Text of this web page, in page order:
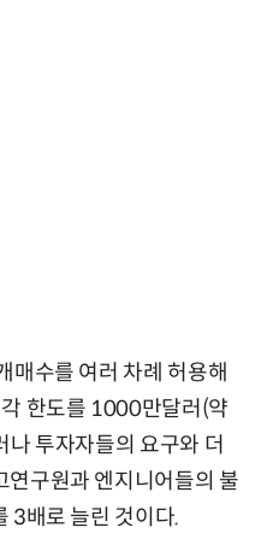
매수를 여러 차례 허용해
한도를 1000만달러(약
투자자들의 요구와 더
연구원과 엔지니어들의 불
3배로 늘린 것이다.